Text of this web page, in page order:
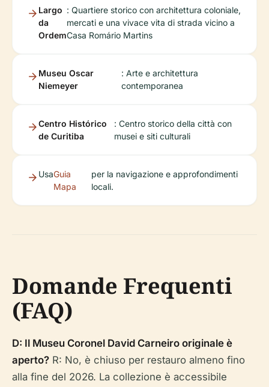
Largo
da
Ordem
: Quartiere storico con architettura coloniale,
mercati e una vivace vita di strada vicino a
Casa Romário Martins
Museu Oscar
Niemeyer
: Arte e architettura
contemporanea
Centro Histórico
de Curitiba
: Centro storico della città con
musei e siti culturali
UsaGuia
Mapa
per la navigazione e approfondimenti
locali.
Domande Frequenti
(FAQ)
D: Il Museu Coronel David Carneiro originale è
aperto? R: No, è chiuso per restauro almeno fino
alla fine del 2026. La collezione è accessibile